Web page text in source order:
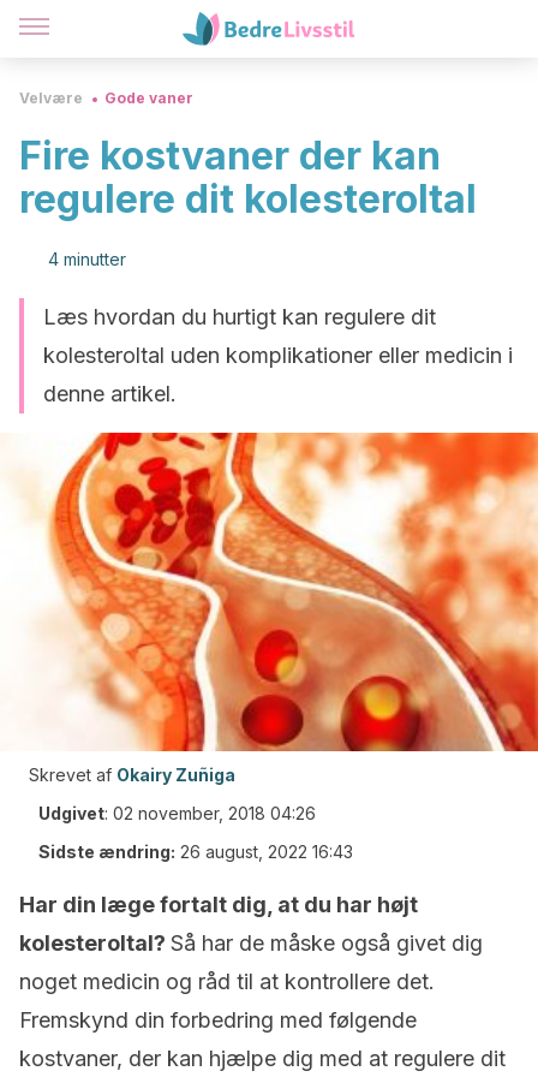
Velvære Gode vaner
Fire kostvaner der kan
regulere dit kolesteroltal
4 minutter
Læs hvordan du hurtigt kan regulere dit
kolesteroltal uden komplikationer eller medicin i
denne artikel.
Skrevet af Okairy Zuñiga
Udgivet: 02 november, 2018 04:26
Sidste ændring: 26 august, 2022 16:43
Har din læge fortalt dig, at du har højt
kolesteroltal? Så har de måske også givet dig
noget medicin og råd til at kontrollere det.
Fremskynd din forbedring med følgende
kostvaner, der kan hjælpe dig med at regulere dit